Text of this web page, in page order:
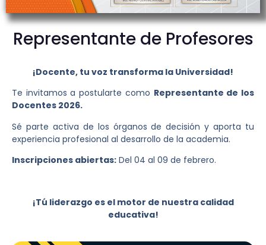
Representante de Profesores
¡Docente, tu voz transforma la Universidad!
Te invitamos a postularte como Representante de los
Docentes 2026.
Sé parte activa de los órganos de decisión y aporta tu
experiencia profesional al desarrollo de la academia.
Inscripciones abiertas: Del 04 al 09 de febrero.
¡Tú liderazgo es el motor de nuestra calidad
educativa!